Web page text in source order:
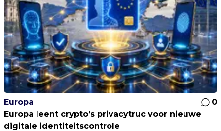
Europa
0
Europa leent crypto’s privacytruc voor nieuwe
digitale identiteitscontrole